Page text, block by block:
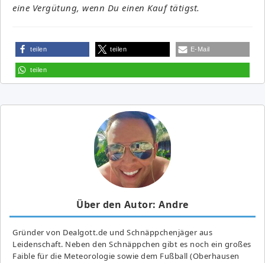
eine Vergütung, wenn Du einen Kauf tätigst.
teilen teilen E-Mail
teilen
Über den Autor: Andre
Gründer von Dealgott.de und Schnäppchenjäger aus
Leidenschaft. Neben den Schnäppchen gibt es noch ein großes
Fai­ble für die Meteorologie sowie dem Fußball (Oberhausen